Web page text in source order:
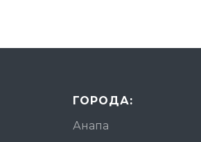
ГОРОДА:
Анапа